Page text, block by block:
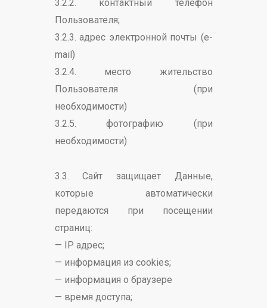
3.2.2. контактный телефон
Пользователя;
3.2.3. адрес электронной почты (e-
mail)
3.2.4. место жительство
Пользователя (при
необходимости)
3.2.5. фотографию (при
необходимости)
3.3. Сайт защищает Данные,
которые автоматически
передаются при посещении
страниц:
— IP адрес;
— информация из cookies;
— информация о браузере
— время доступа;